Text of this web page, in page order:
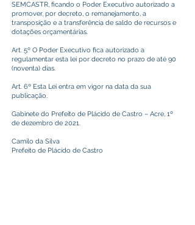
SEMCASTR, ficando o Poder Executivo autorizado a
promover, por decreto, o remanejamento, a
transposição e a transferência de saldo de recursos e
dotações orçamentárias.
Art. 5º O Poder Executivo fica autorizado a
regulamentar esta lei por decreto no prazo de até 90
(noventa) dias.
Art. 6º Esta Lei entra em vigor na data da sua
publicação.
Gabinete do Prefeito de Plácido de Castro – Acre, 1º
de dezembro de 2021.
Camilo da Silva
Prefeito de Plácido de Castro